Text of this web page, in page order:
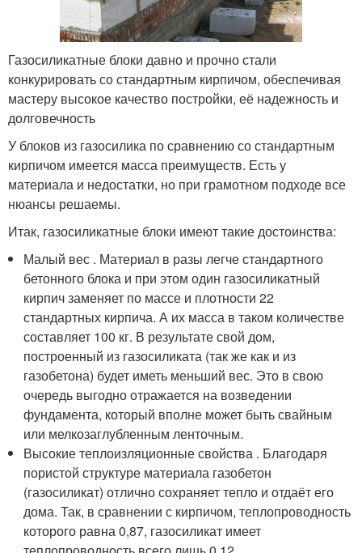
Газосиликатные блоки давно и прочно стали
конкурировать со стандартным кирпичом, обеспечивая
мастеру высокое качество постройки, её надежность и
долговечность
У блоков из газосилика по сравнению со стандартным
кирпичом имеется масса преимуществ. Есть у
материала и недостатки, но при грамотном подходе все
нюансы решаемы.
Итак, газосиликатные блоки имеют такие достоинства:
Малый вес . Материал в разы легче стандартного
бетонного блока и при этом один газосиликатный
кирпич заменяет по массе и плотности 22
стандартных кирпича. А их масса в таком количестве
составляет 100 кг. В результате свой дом,
построенный из газосиликата (так же как и из
газобетона) будет иметь меньший вес. Это в свою
очередь выгодно отражается на возведении
фундамента, который вполне может быть свайным
или мелкозаглубленным ленточным.
Высокие теплоизляционные свойства . Благодаря
пористой структуре материала газобетон
(газосиликат) отлично сохраняет тепло и отдаёт его
дома. Так, в сравнении с кирпичом, теплопроводность
которого равна 0,87, газосиликат имеет